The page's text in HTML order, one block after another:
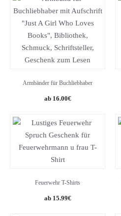
Beziehung
Armbänder für Buchliebhaber
16.00€
Feuerwehr T-Shirts
15.99€